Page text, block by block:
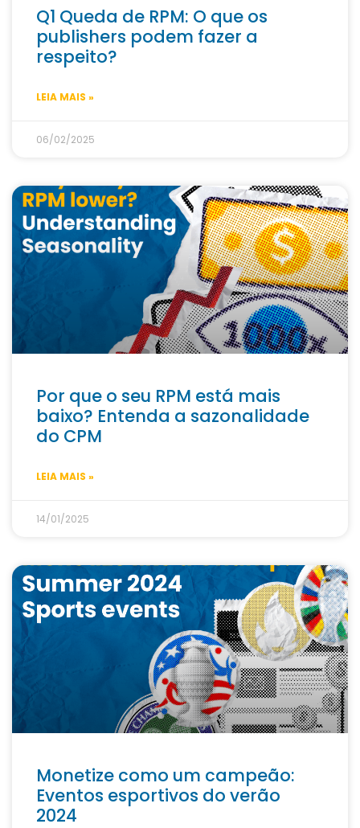
Q1 Queda de RPM: O que os
publishers podem fazer a
respeito?
LEIA MAIS »
06/02/2025
Por que o seu RPM está mais
baixo? Entenda a sazonalidade
do CPM
LEIA MAIS »
14/01/2025
Monetize como um campeão:
Eventos esportivos do verão
2024